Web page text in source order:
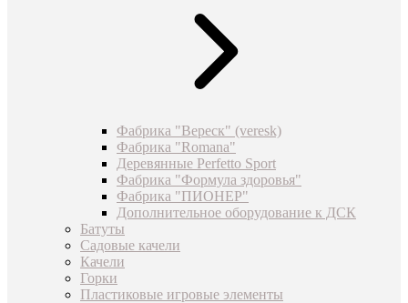
Фабрика "Вереск" (veresk)
Фабрика "Romana"
Деревянные Perfetto Sport
Фабрика "Формула здоровья"
Фабрика "ПИОНЕР"
Дополнительное оборудование к ДСК
Батуты
Садовые качели
Качели
Горки
Пластиковые игровые элементы